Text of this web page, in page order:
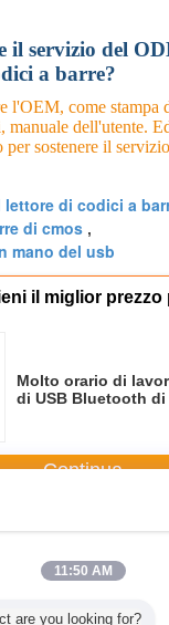
il servizio del
a barre?
l'OEM, come stampa
manuale dell'utente.
per sostenere il
di codici a
di cmos ,
mano del usb
il miglior prezzo
Molto orario di
di USB Bluetooth di
Continua
portatile
11:50 AM
are you looking for?